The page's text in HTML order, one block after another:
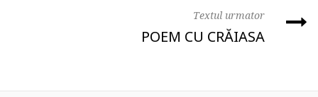
Textul urmator
POEM CU CRĂIASA